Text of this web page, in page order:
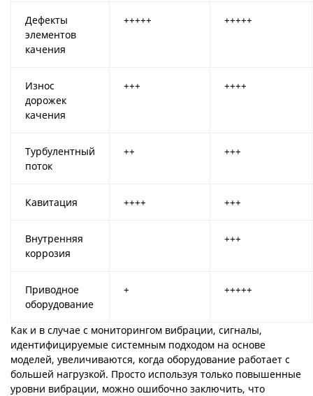
Дефекты
элементов
качения
+++++ +++++
Износ
дорожек
качения
+++ ++++
Турбулентный
поток
++ +++
Кавитация ++++ +++
Внутренняя
коррозия
+++
Приводное
оборудование
+ +++++
Как и в случае с мониторингом вибрации, сигналы,
идентифицируемые системным подходом на основе
моделей, увеличиваются, когда оборудование работает с
большей нагрузкой. Просто используя только повышенные
уровни вибрации, можно ошибочно заключить, что